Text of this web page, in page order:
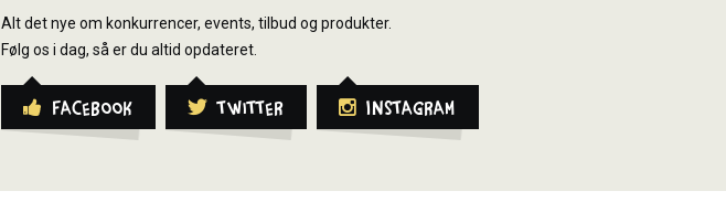
Alt det nye om konkurrencer, events, tilbud og produkter.
Følg os i dag, så er du altid opdateret.
Facebook Twitter Instagram